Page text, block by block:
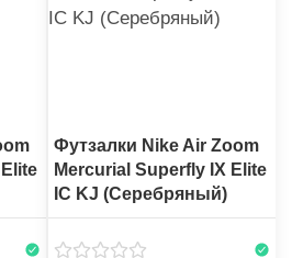
Футзалки Nike Air Zoom
Mercurial Superfly IX Elite
IC KJ (Серебряный)